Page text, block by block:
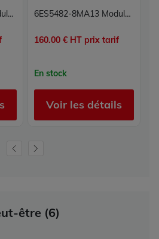
6ES5470-8MA12 Module sorties analogiques Simatic S5 Siemens 6ES5482-8MA13 Module 16 entrées/sorties numériques TOR Carte 16E/S TOR Simatic S5 Siemens
160.00 € HT prix tarif
En stock
Voir les détails
être (6)